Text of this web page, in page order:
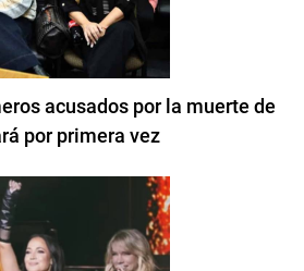
acusados por la muerte de
por primera vez